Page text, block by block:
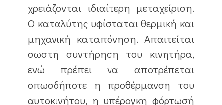
χρειάζονται ιδιαίτερη μεταχείριση.
Ο καταλύτης υφίσταται θερμική και
μηχανική καταπόνηση. Απαιτείται
σωστή συντήρηση του κινητήρα,
ενώ πρέπει να αποτρέπεται
οπωσδήποτε η προθέρμανση του
αυτοκινήτου, η υπέρογκη φόρτωσή